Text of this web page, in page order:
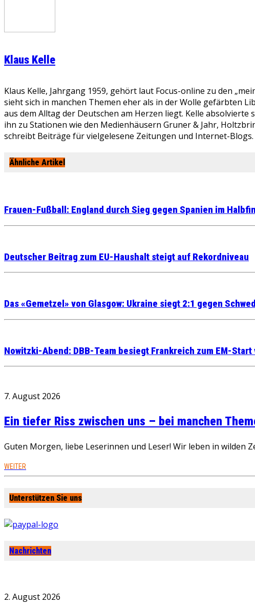
Klaus Kelle
Klaus Kelle, Jahrgang 1959, gehört laut Focus-online zu den
sieht sich in manchen Themen eher als in der Wolle gefärbten
aus dem Alltag der Deutschen am Herzen liegt. Kelle
ihn zu Stationen wie den Medienhäusern Gruner & Jahr,
schreibt Beiträge für vielgelesene Zeitungen und Internet-Blogs.
Ähnliche Artikel
Frauen-Fußball: England durch Sieg gegen Spanien im
Deutscher Beitrag zum EU-Haushalt steigt auf Rekordniveau
Das «Gemetzel» von Glasgow: Ukraine siegt 2:1 gegen
Nowitzki-Abend: DBB-Team besiegt Frankreich zum EM-
7. August 2026
Ein tiefer Riss zwischen uns – bei manchen
Guten Morgen, liebe Leserinnen und Leser! Wir leben in wilden
WEITER
Unterstützen Sie uns
Nachrichten
2. August 2026